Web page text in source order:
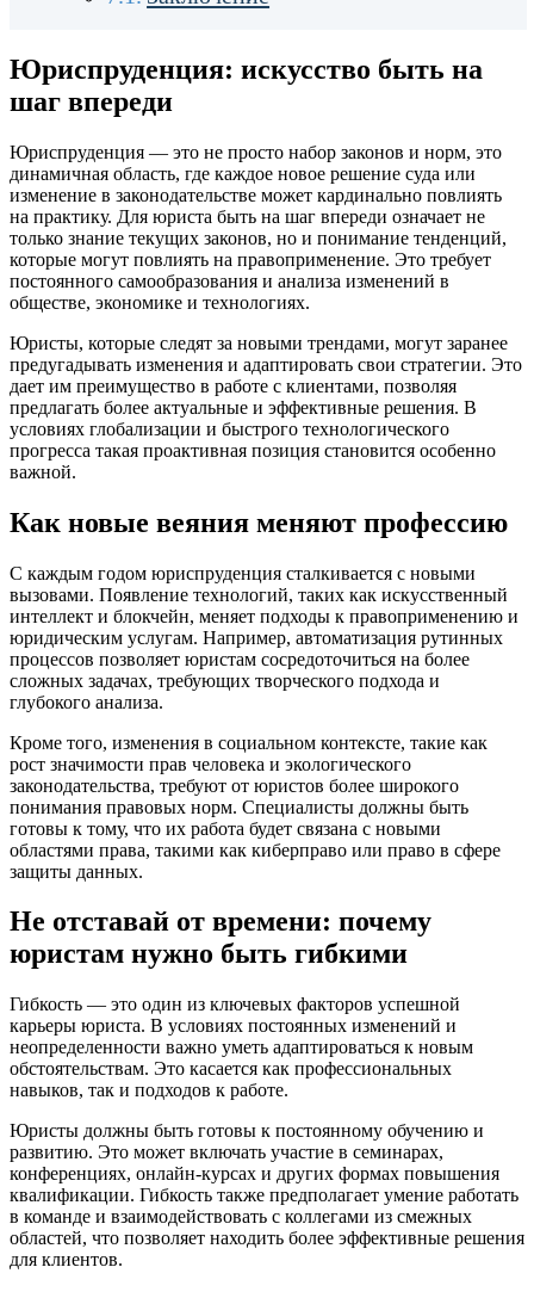
Юриспруденция: искусство быть на
шаг впереди
Юриспруденция — это не просто набор законов и норм, это
динамичная область, где каждое новое решение суда или
изменение в законодательстве может кардинально повлиять
на практику. Для юриста быть на шаг впереди означает не
только знание текущих законов, но и понимание тенденций,
которые могут повлиять на правоприменение. Это требует
постоянного самообразования и анализа изменений в
обществе, экономике и технологиях.
Юристы, которые следят за новыми трендами, могут заранее
предугадывать изменения и адаптировать свои стратегии. Это
дает им преимущество в работе с клиентами, позволяя
предлагать более актуальные и эффективные решения. В
условиях глобализации и быстрого технологического
прогресса такая проактивная позиция становится особенно
важной.
Как новые веяния меняют профессию
С каждым годом юриспруденция сталкивается с новыми
вызовами. Появление технологий, таких как искусственный
интеллект и блокчейн, меняет подходы к правоприменению и
юридическим услугам. Например, автоматизация рутинных
процессов позволяет юристам сосредоточиться на более
сложных задачах, требующих творческого подхода и
глубокого анализа.
Кроме того, изменения в социальном контексте, такие как
рост значимости прав человека и экологического
законодательства, требуют от юристов более широкого
понимания правовых норм. Специалисты должны быть
готовы к тому, что их работа будет связана с новыми
областями права, такими как киберправо или право в сфере
защиты данных.
Не отставай от времени: почему
юристам нужно быть гибкими
Гибкость — это один из ключевых факторов успешной
карьеры юриста. В условиях постоянных изменений и
неопределенности важно уметь адаптироваться к новым
обстоятельствам. Это касается как профессиональных
навыков, так и подходов к работе.
Юристы должны быть готовы к постоянному обучению и
развитию. Это может включать участие в семинарах,
конференциях, онлайн-курсах и других формах повышения
квалификации. Гибкость также предполагает умение работать
в команде и взаимодействовать с коллегами из смежных
областей, что позволяет находить более эффективные решения
для клиентов.